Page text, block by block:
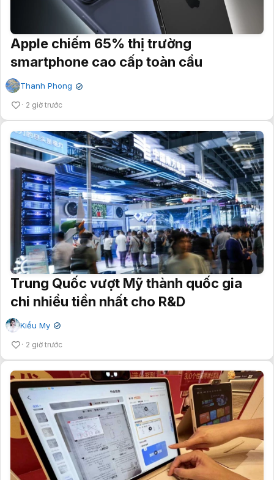
Apple chiếm 65% thị trường
smartphone cao cấp toàn cầu
Thanh Phong ✔
2 giờ trước
Trung Quốc vượt Mỹ thành quốc gia
chi nhiều tiền nhất cho R&D
Kiều My ✔
2 giờ trước